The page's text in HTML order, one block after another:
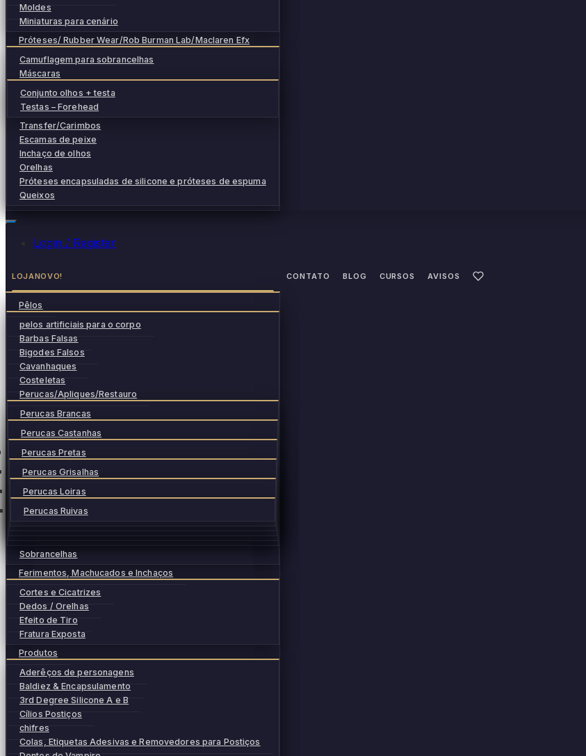
Moldes
Miniaturas para cenário
Próteses/ Rubber Wear/Rob Burman Lab/Maclaren Efx
Camuflagem para sobrancelhas
Máscaras
Conjunto olhos + testa
Testas – Forehead
Transfer/Carimbos
Escamas de peixe
Inchaço de olhos
Orelhas
Próteses encapsuladas de silicone e próteses de espuma
Queixos
Login / Register
LOJANOVO!
Pêlos
pelos artificiais para o corpo
Barbas Falsas
Bigodes Falsos
Cavanhaques
Costeletas
Perucas/Apliques/Restauro
Perucas Brancas
Perucas Castanhas
Perucas Pretas
Perucas Grisalhas
Perucas Loiras
Perucas Ruivas
Sobrancelhas
Ferimentos, Machucados e Inchaços
Cortes e Cicatrizes
Dedos / Orelhas
Efeito de Tiro
Fratura Exposta
Produtos
Aderêços de personagens
Baldiez & Encapsulamento
3rd Degree Silicone A e B
Cílios Postiços
chifres
Colas, Etiquetas Adesivas e Removedores para Postiços
CONTATO BLOG CURSOS AVISOS